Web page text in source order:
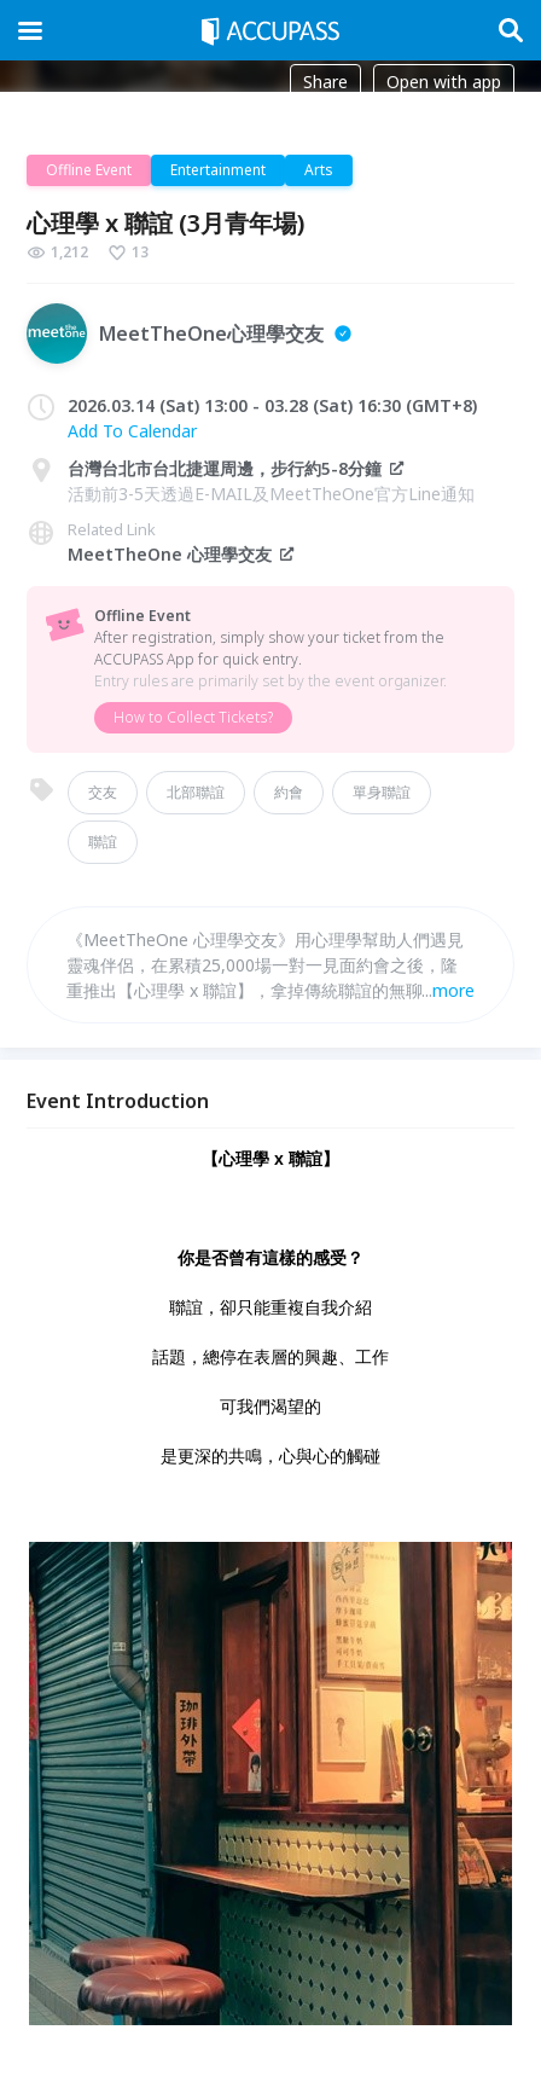
Share Open with app
Offline Event Entertainment Arts
心理學 x 聯誼 (3月青年場)
1,212 13
MeetTheOne心理學交友
2026.03.14 (Sat) 13:00 - 03.28 (Sat) 16:30 (GMT+8)
Add To Calendar
台灣台北市台北捷運周邊，步行約5-8分鐘
活動前3-5天透過E-MAIL及MeetTheOne官方Line通知
Related Link
MeetTheOne 心理學交友
Offline Event
After registration, simply show your ticket from the
ACCUPASS App for quick entry.
Entry rules are primarily set by the event organizer.
How to Collect Tickets?
交友 北部聯誼 約會 單身聯誼
聯誼
《MeetTheOne 心理學交友》用心理學幫助人們遇見
靈魂伴侶，在累積25,000場一對一見面約會之後，隆
重推出【心理學 x 聯誼】，拿掉傳統聯誼的無聊、尷
...more
Event Introduction
【心理學 x 聯誼】
你是否曾有這樣的感受？
聯誼，卻只能重複自我介紹
話題，總停在表層的興趣、工作
可我們渴望的
是更深的共鳴，心與心的觸碰